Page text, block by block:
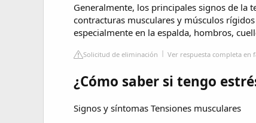
Generalmente, los principales signos de la
contracturas musculares y músculos
especialmente en la espalda, hombros,
Solicitud de eliminación Ver respuesta completa en
¿Cómo saber si tengo
Signos y síntomas Tensiones musculares